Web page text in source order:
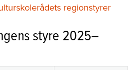
regionstyrer
styre 2025–